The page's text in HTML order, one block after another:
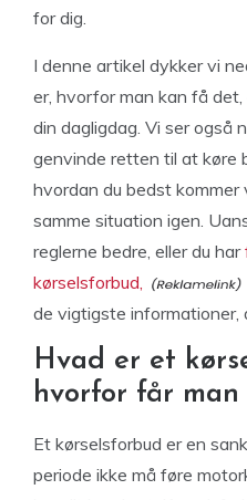
for dig.
I denne artikel dykker vi
er, hvorfor man kan få
din dagligdag. Vi ser også
genvinde retten til at køre
hvordan du bedst kommer
samme situation igen.
reglerne bedre, eller du har
kørselsforbud,
de vigtigste informationer,
Hvad er et
hvorfor får man
Et kørselsforbud er en
periode ikke må føre